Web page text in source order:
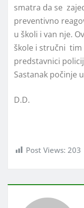
smatra da se
preventivno
u školi i van nje.
škole i stručni tim
predstavnici
Sastanak počinje
D.D.
Post Views: 203